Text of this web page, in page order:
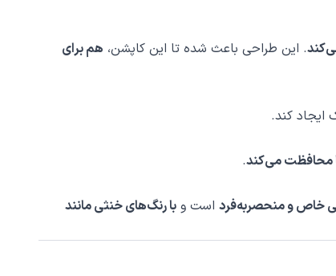
. این طراحی باعث شده تا این کاپشن، هم برای
ایجاد کند.
محافظت می‌کند.
خاص و منحصربه‌فرد است و با رنگ‌های خنثی مانند